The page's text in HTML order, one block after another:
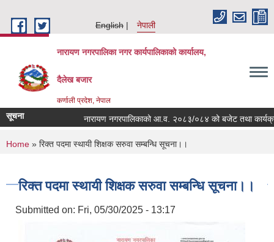
English
नेपाली
नारायण नगरपालिका नगर कार्यपालिकाको कार्यालय,
दैलेख बजार
कर्णाली प्रदेश, नेपाल
सूचना नारायण नगरपालिकाको आ.व. २०८३/०८४ को बजेट तथा कार्यक्रम
You are here
Home » रिक्त पदमा स्थायी शिक्षक सरुवा सम्बन्धि सूचना।।
रिक्त पदमा स्थायी शिक्षक सरुवा सम्बन्धि सूचना।।
Submitted on: Fri, 05/30/2025 - 13:17